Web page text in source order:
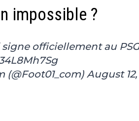
impossible ?
officiellement au PSG
(@Foot01_com) August 12,